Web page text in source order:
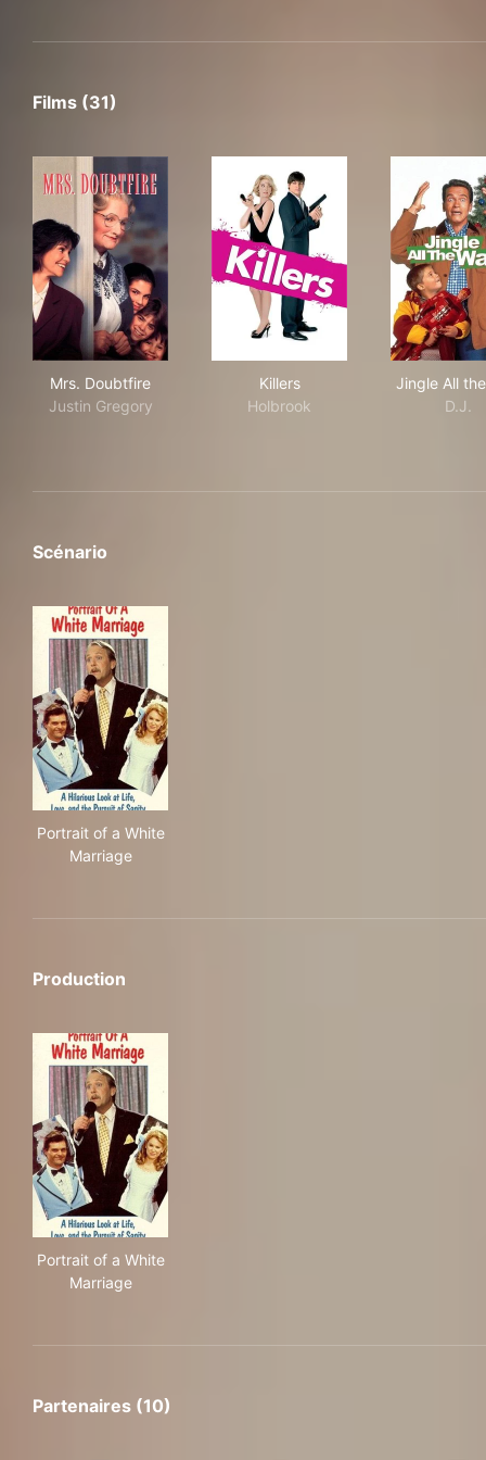
Films (31)
Mrs. Doubtfire
Justin Gregory
Killers
Holbrook
Jingle All
D.J.
Scénario
Portrait of a White
Marriage
Production
Portrait of a White
Marriage
Partenaires (10)